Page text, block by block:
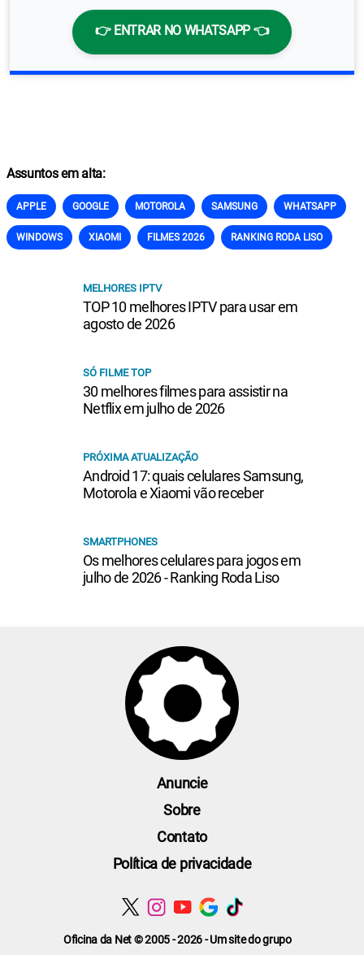
👉 ENTRAR NO WHATSAPP 👈
Assuntos em alta:
APPLE GOOGLE MOTOROLA SAMSUNG WHATSAPP
WINDOWS XIAOMI FILMES 2026 RANKING RODA LISO
MELHORES IPTV
TOP 10 melhores IPTV para usar em
agosto de 2026
SÓ FILME TOP
30 melhores filmes para assistir na
Netflix em julho de 2026
PRÓXIMA ATUALIZAÇÃO
Android 17: quais celulares Samsung,
Motorola e Xiaomi vão receber
SMARTPHONES
Os melhores celulares para jogos em
julho de 2026 - Ranking Roda Liso
Oficina da Net © 2005 - 2026 - Um site do grupo
Anuncie
Sobre
Contato
Política de privacidade